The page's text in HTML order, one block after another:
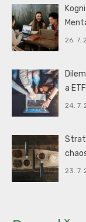
26. 7.
a
24. 7.
23. 7.